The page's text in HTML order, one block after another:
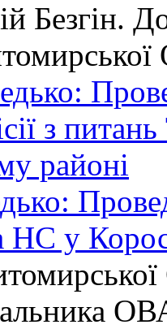
Безгін.
НС у